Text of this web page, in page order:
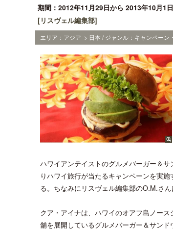
期間：2012年11月29日から 2013年10月1
[リスヴェル編集部]
エリア：アジア > 日本 / ジャンル：キャンペーン
ハワイアンテイストのグルメバーガー＆
りハワイ旅行が当たるキャンペーンを実
る。ちなみにリスヴェル編集部のO.M.さ
クア・アイナは、ハワイのオアフ島ノー
舗を展開しているグルメバーガー＆サンド